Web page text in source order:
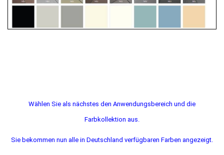
Wählen Sie als nächstes den Anwendungsbereich und die
Farbkollektion aus.
Sie bekommen nun alle in Deutschland verfügbaren Farben angezeigt.